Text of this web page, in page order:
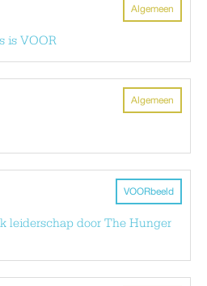
Algemeen
is VOOR
Algemeen
VOORbeeld
leiderschap door The Hunger